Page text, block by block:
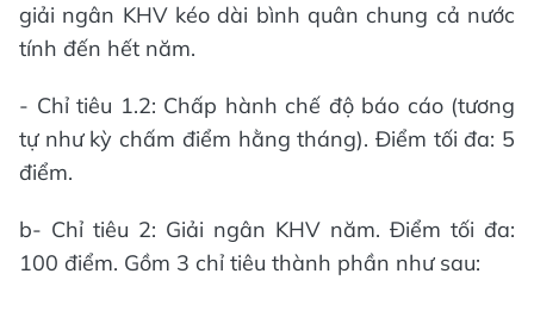
giải ngân KHV kéo dài bình quân chung cả nước
tính đến hết năm.
- Chỉ tiêu 1.2: Chấp hành chế độ báo cáo (tương
tự như kỳ chấm điểm hằng tháng). Điểm tối đa: 5
điểm.
b- Chỉ tiêu 2: Giải ngân KHV năm. Điểm tối đa:
100 điểm. Gồm 3 chỉ tiêu thành phần như sau: